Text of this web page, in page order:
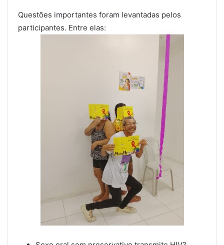
Questões importantes foram levantadas pelos
participantes. Entre elas: